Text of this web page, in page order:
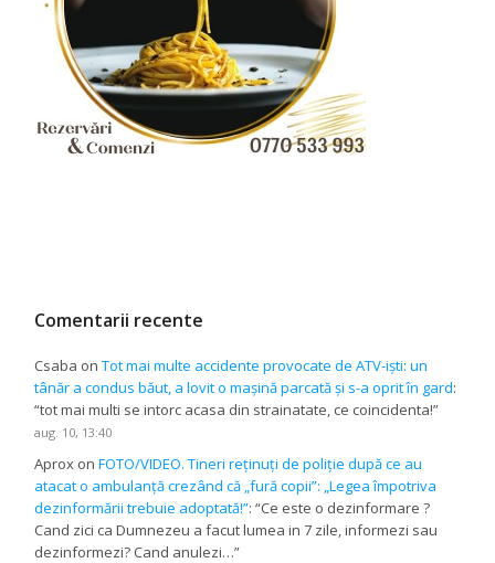
Comentarii recente
Csaba onTot mai multe accidente provocate de ATV-iști: un
tânăr a condus băut, a lovit o mașină parcată și s-a oprit în gard:
“tot mai multi se intorc acasa din strainatate, ce coincidenta!”
aug. 10, 13:40
Aprox onFOTO/VIDEO. Tineri reținuți de poliție după ce au
atacat o ambulanță crezând că „fură copii”: „Legea împotriva
dezinformării trebuie adoptată!”: “Ce este o dezinformare ?
Cand zici ca Dumnezeu a facut lumea in 7 zile, informezi sau
dezinformezi? Cand anulezi…”